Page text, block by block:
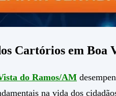
Cartórios em Boa
do Ramos/AM
na vida dos